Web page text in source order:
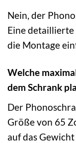
Nein, der
Eine detaillierte
die Montage
Welche
dem Schrank
Der
Größe von 65
auf das